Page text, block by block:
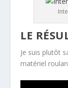
LE
Je suis plutôt
matériel